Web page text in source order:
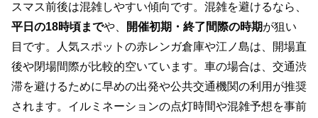
スマス前後は混雑しやすい傾向です。混雑を避けるなら、
平日の18時頃までや、 開催初期・終了間際の時期が狙い
目です。人気スポットの赤レンガ倉庫や江ノ島は、開場直
後や閉場間際が比較的空いています。車の場合は、交通渋
滞を避けるために早めの出発や公共交通機関の利用が推奨
されます。イルミネーションの点灯時間や混雑予想を事前